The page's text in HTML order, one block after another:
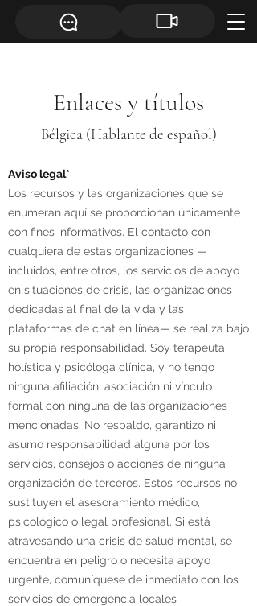
Enlaces y títulos
Bélgica (Hablante de español)
Aviso legal*
Los recursos y las organizaciones que se
enumeran aquí se proporcionan únicamente
con fines informativos. El contacto con
cualquiera de estas organizaciones —
incluidos, entre otros, los servicios de apoyo
en situaciones de crisis, las organizaciones
dedicadas al final de la vida y las
plataformas de chat en línea— se realiza bajo
su propia responsabilidad. Soy terapeuta
holística y psicóloga clínica, y no tengo
ninguna afiliación, asociación ni vínculo
formal con ninguna de las organizaciones
mencionadas. No respaldo, garantizo ni
asumo responsabilidad alguna por los
servicios, consejos o acciones de ninguna
organización de terceros. Estos recursos no
sustituyen el asesoramiento médico,
psicológico o legal profesional. Si está
atravesando una crisis de salud mental, se
encuentra en peligro o necesita apoyo
urgente, comuníquese de inmediato con los
servicios de emergencia locales